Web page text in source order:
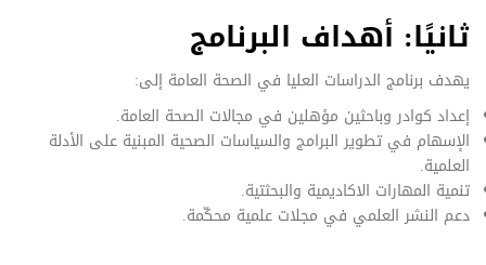
ثانيًا: أهداف البرنامج
يهدف برنامج الدراسات العليا في الصحة العامة إلى:
إعداد كوادر وباحثين مؤهلين في مجالات الصحة العامة.
الإسهام في تطوير البرامج والسياسات الصحية المبنية على الأدلة
العلمية.
تنمية المهارات الاكاديمية والبحثتية.
دعم النشر العلمي في مجلات علمية محكّمة.